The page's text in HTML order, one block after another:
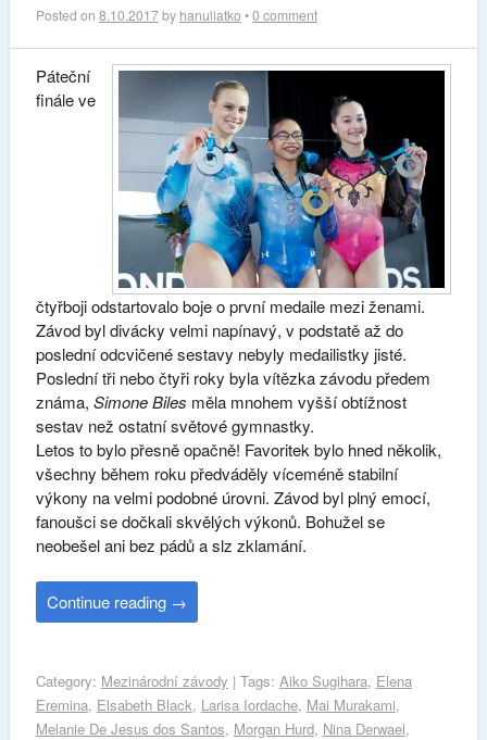
Posted on 8.10.2017by hanuliatko •0 comment
Páteční
finále ve
čtyřboji odstartovalo boje o první medaile mezi ženami.
Závod byl divácky velmi napínavý, v podstatě až do
poslední odcvičené sestavy nebyly medailistky jisté.
Poslední tři nebo čtyři roky byla vítězka závodu předem
známa, Simone Biles měla mnohem vyšší obtížnost
sestav než ostatní světové gymnastky.
Letos to bylo přesně opačně! Favoritek bylo hned několik,
všechny během roku předváděly víceméně stabilní
výkony na velmi podobné úrovni. Závod byl plný emocí,
fanoušci se dočkali skvělých výkonů. Bohužel se
neobešel ani bez pádů a slz zklamání.
Continue reading →
Category: Mezinárodní závody | Tags: Aiko Sugihara, Elena
Eremina, Elsabeth Black, Larisa Iordache, Mai Murakami,
Melanie De Jesus dos Santos, Morgan Hurd, Nina Derwael,